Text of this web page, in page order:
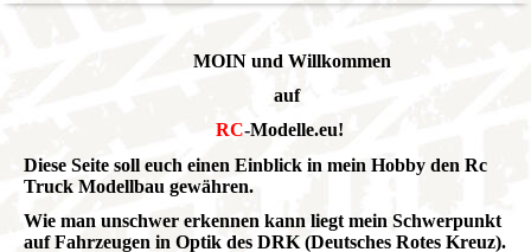
MOIN und Willkommen
auf
RC-Modelle.eu!
Diese Seite soll euch einen Einblick in mein Hobby den Rc
Truck Modellbau gewähren.
Wie man unschwer erkennen kann liegt mein Schwerpunkt
auf Fahrzeugen in Optik des DRK (Deutsches Rotes Kreuz).